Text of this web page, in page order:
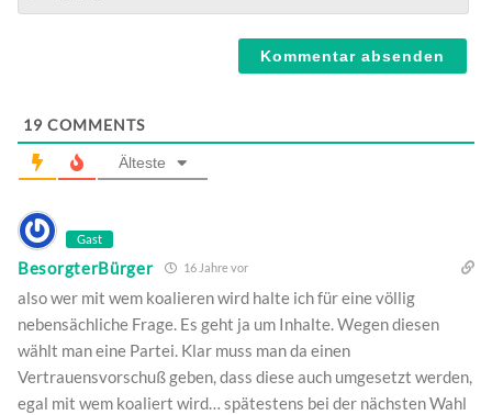
19 COMMENTS
Älteste
Gast
BesorgterBürger 16 Jahre vor
also wer mit wem koalieren wird halte ich für eine völlig
nebensächliche Frage. Es geht ja um Inhalte. Wegen diesen
wählt man eine Partei. Klar muss man da einen
Vertrauensvorschuß geben, dass diese auch umgesetzt werden,
egal mit wem koaliert wird… spätestens bei der nächsten Wahl